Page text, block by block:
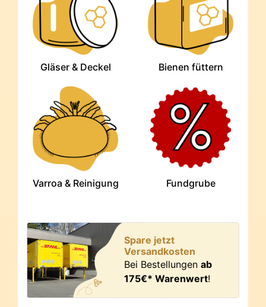
Gläser & Deckel Bienen füttern
Varroa & Reinigung Fundgrube
Spare jetzt
Versandkosten
Bei Bestellungenab
175€* Warenwert!